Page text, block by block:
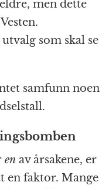
men dette
som skal se
samfunn noen
en av årsakene, er
en faktor. Mange